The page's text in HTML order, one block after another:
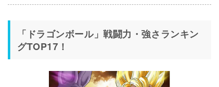
「ドラゴンボール」戦闘力・強さランキン
グTOP17！